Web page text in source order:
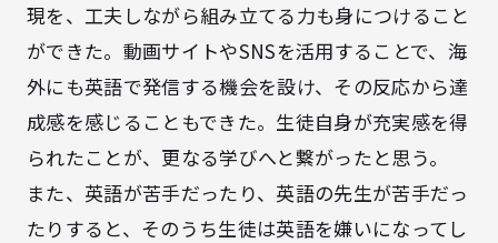
現を、工夫しながら組み立てる力も身につけること
ができた。動画サイトやSNSを活用することで、海
外にも英語で発信する機会を設け、その反応から達
成感を感じることもできた。生徒自身が充実感を得
られたことが、更なる学びへと繋がったと思う。
また、英語が苦手だったり、英語の先生が苦手だっ
たりすると、そのうち生徒は英語を嫌いになってし